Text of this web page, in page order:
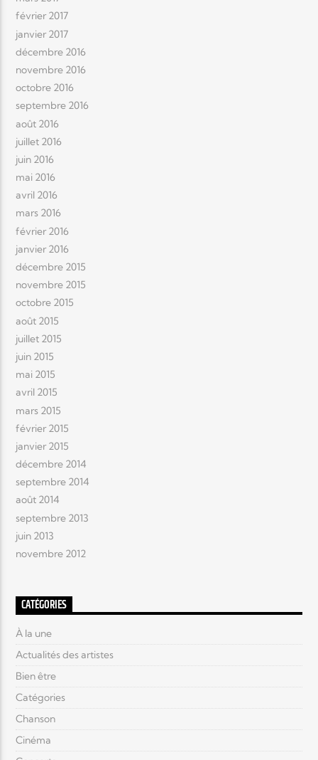
février 2017
janvier 2017
décembre 2016
novembre 2016
octobre 2016
septembre 2016
août 2016
juillet 2016
juin 2016
mai 2016
avril 2016
mars 2016
février 2016
janvier 2016
décembre 2015
novembre 2015
octobre 2015
août 2015
juillet 2015
juin 2015
mai 2015
avril 2015
mars 2015
février 2015
janvier 2015
décembre 2014
septembre 2014
août 2014
septembre 2013
juin 2013
novembre 2012
CATÉGORIES
À la une
Actualités des artistes
Bien être
Catégories
Chanson
Cinéma